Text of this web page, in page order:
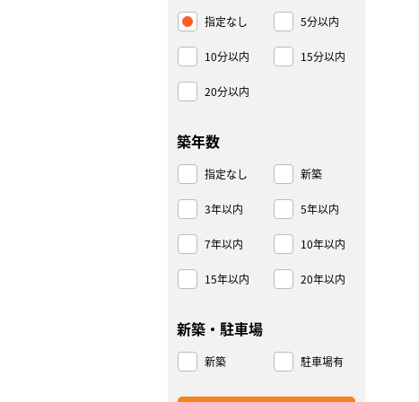
指定なし 5分以内
10分以内 15分以内
20分以内
築年数
指定なし 新築
3年以内 5年以内
7年以内 10年以内
15年以内 20年以内
新築・駐車場
新築 駐車場有